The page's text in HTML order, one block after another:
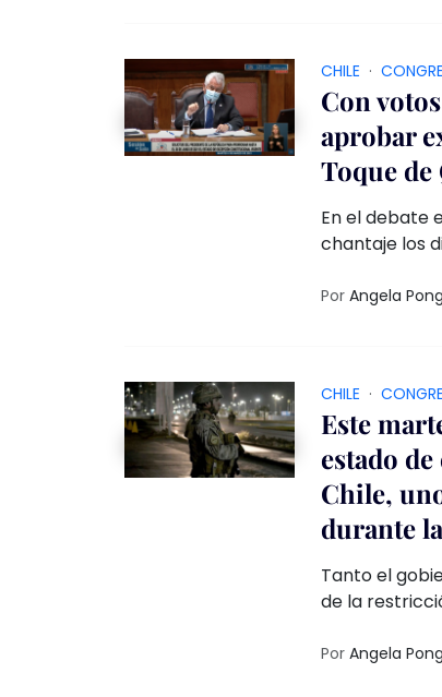
CHILE ·
Con
aprobar
Toque de
En el debate
chantaje los
no hay
Por Angela Pong
CHILE ·
Este
estado
Chile,
durante
Tanto el
de la
ampliamente
Por Angela Pong